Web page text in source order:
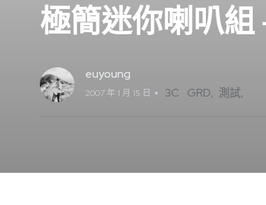
極簡迷你喇叭
euyoung
2007 年 1 月 15 日 3C GRD 測試